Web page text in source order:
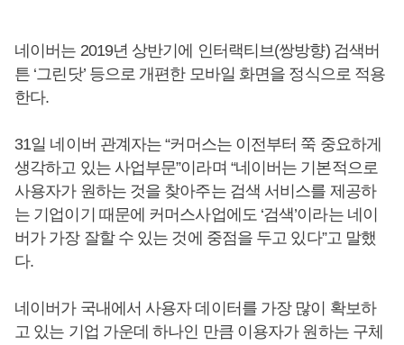
네이버는 2019년 상반기에 인터랙티브(쌍방향) 검색버
튼 ‘그린닷’ 등으로 개편한 모바일 화면을 정식으로 적용
한다.
31일 네이버 관계자는 “커머스는 이전부터 쭉 중요하게
생각하고 있는 사업부문”이라며 “네이버는 기본적으로
사용자가 원하는 것을 찾아주는 검색 서비스를 제공하
는 기업이기 때문에 커머스사업에도 ‘검색’이라는 네이
버가 가장 잘할 수 있는 것에 중점을 두고 있다”고 말했
다.
네이버가 국내에서 사용자 데이터를 가장 많이 확보하
고 있는 기업 가운데 하나인 만큼 이용자가 원하는 구체